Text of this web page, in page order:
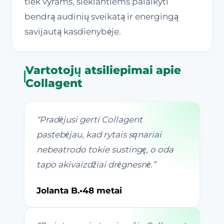
bendrą audinių sveikatą ir energingą
savijautą kasdienybėje.
Vartotojų atsiliepimai apie
Collagent
“Pradėjusi gerti Collagent
pastebėjau, kad rytais sąnariai
nebeatrodo tokie sustingę, o oda
tapo akivaizdžiai drėgnesnė. ”
Jolanta B.•48 metai